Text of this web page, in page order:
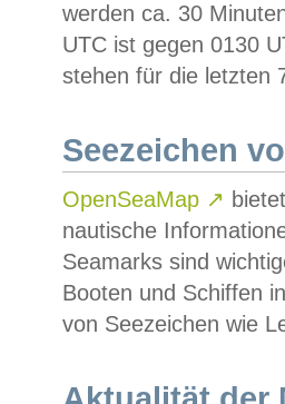
werden ca. 30
UTC ist gegen 0130
stehen für die letzten
Seezeichen
OpenSeaMap ↗
nautische
Seamarks sind
Booten und Schiffen
von Seezeichen wie